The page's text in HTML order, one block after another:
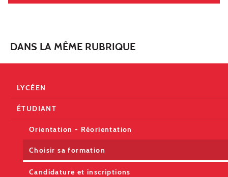
DANS LA MÊME RUBRIQUE
LYCÉEN
ÉTUDIANT
Orientation - Réorientation
Choisir sa formation
Candidature et inscriptions